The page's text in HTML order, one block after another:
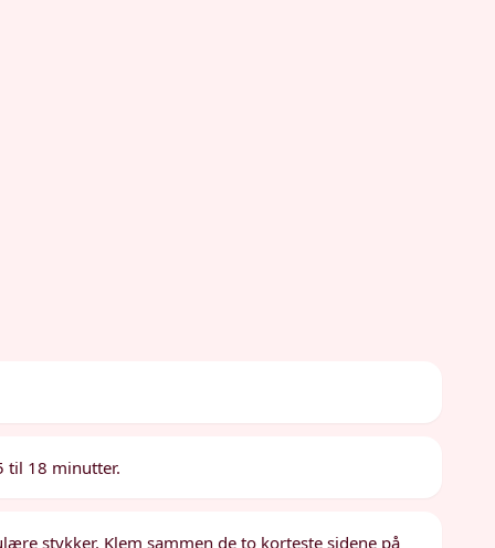
til 18 minutter.
stykker. Klem sammen de to korteste sidene på